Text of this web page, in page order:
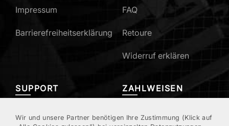
Impressum
Barrierefreiheitserklärung
FAQ
Retoure
Widerruf erklären
SUPPORT
Mein Konto
ZAHLWEISEN
Wir und unsere Partner benötigen Ihre Zustimmung (Klick auf